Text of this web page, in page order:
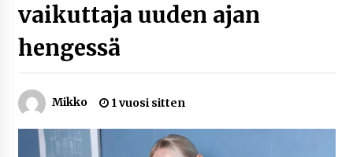
Netflix, YouTube, TikTok, pelit ja nettikasinot
1 viikko sitten
rakkaustarina, elämäntyö ja ura
vaikuttaja uuden ajan
hengessä
Mikko 1 vuosi sitten